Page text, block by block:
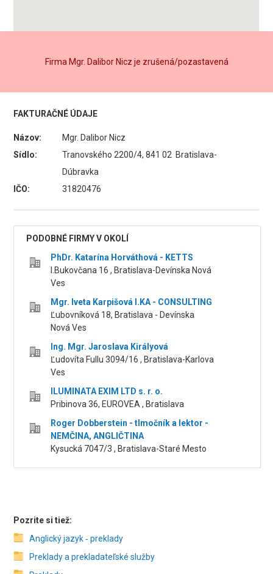
Firma Mgr. Dalibor Nicz je zrušená/pozastavená
FAKTURAČNÉ ÚDAJE
Názov:
Mgr. Dalibor Nicz
Sídlo:
Tranovského 2200/4, 841 02 Bratislava-
Dúbravka
IČO:
31820476
PODOBNÉ FIRMY V OKOLÍ
PhDr. Katarína Horváthová - KETTS
I.Bukovčana 16 , Bratislava-Devínska Nová
Ves
Mgr. Iveta Karpišová I.KA - CONSULTING
Ľubovníková 18, Bratislava - Devínska
Nová Ves
Ing. Mgr. Jaroslava Királyová
Ľudovíta Fullu 3094/16 , Bratislava-Karlova
Ves
ILUMINATA EXIM LTD s. r. o.
Pribinova 36, EUROVEA , Bratislava
Roger Dobberstein - tlmočník a lektor -
NEMČINA, ANGLIČTINA
Kysucká 7047/3 , Bratislava-Staré Mesto
Pozrite si tiež:
Anglický jazyk ‑ preklady
Preklady a prekladateľské služby